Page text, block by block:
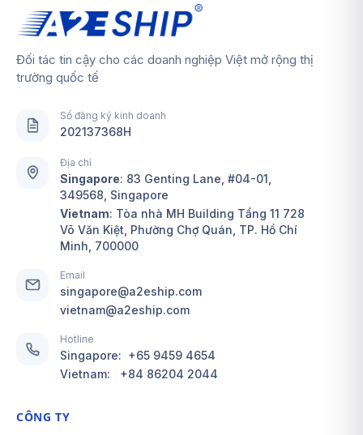
Đối tác tin cậy cho các doanh nghiệp Việt mở rộng thị
trường quốc tế
Số đăng ký kinh doanh
202137368H
Địa chỉ
Singapore: 83 Genting Lane, #04-01,
349568, Singapore
Vietnam: Tòa nhà MH Building Tầng 11 728
Võ Văn Kiệt, Phường Chợ Quán, TP. Hồ Chí
Minh, 700000
Email
singapore@a2eship.com
vietnam@a2eship.com
Hotline
Singapore: +65 9459 4654
Vietnam: +84 86204 2044
CÔNG TY